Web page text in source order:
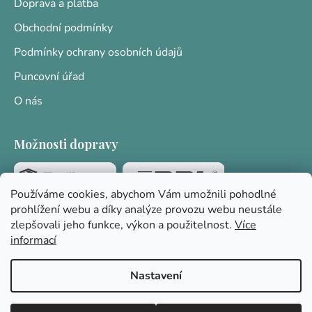
Používáme cookies, abychom Vám umožnili pohodlné
prohlížení webu a díky analýze provozu webu neustále
zlepšovali jeho funkce, výkon a použitelnost. Více
informací
Nastavení
Doprava a platba
Obchodní podmínky
Podmínky ochrany osobních údajů
Puncovní úřad
O nás
Možnosti dopravy
Platební brána
Vytvořil Shoptet